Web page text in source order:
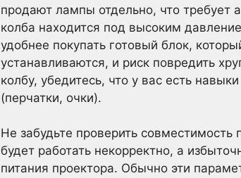
продают лампы отдельно, что требует
колба находится под высоким
удобнее покупать готовый блок,
устанавливаются, и риск повредить
колбу, убедитесь, что у вас есть
(перчатки, очки).
Не забудьте проверить
будет работать некорректно, а
питания проектора. Обычно эти